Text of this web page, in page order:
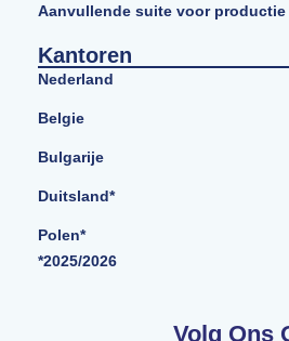
Aanvullende suite voor productie
Kantoren
Nederland
Belgie
Bulgarije
Duitsland*
Polen*
*2025/2026
Volg Ons